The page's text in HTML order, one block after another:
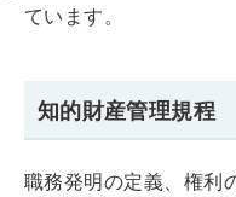
ています。
知的財産管理規程
職務発明の定義、権利